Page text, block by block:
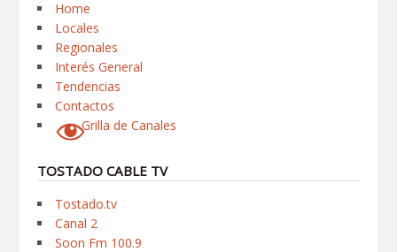
Home
Locales
Regionales
Interés General
Tendencias
Contactos
Grilla de Canales
TOSTADO CABLE TV
Tostado.tv
Canal 2
Soon Fm 100.9